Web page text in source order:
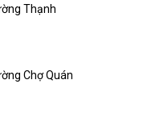
Thạnh
Chợ Quán